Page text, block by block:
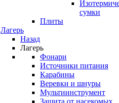
сумки
Плиты
Лагерь
Назад
Лагерь
Фонари
Источники питания
Карабины
Веревки и шнуры
Мультиинструмент
Защита от насекомых